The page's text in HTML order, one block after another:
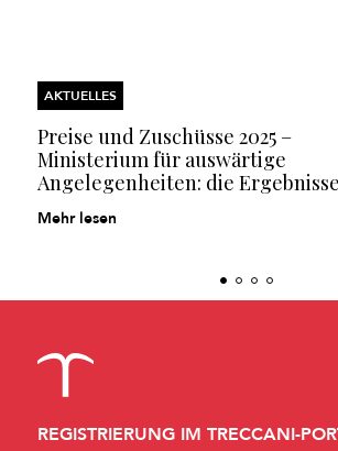
AKTUELLES
Preise und Zuschüsse 2025 –
Ministerium für auswärtige
Angelegenheiten: die Ergebnisse
Mehr lesen
REGISTRIERUNG IM TRECCANI-